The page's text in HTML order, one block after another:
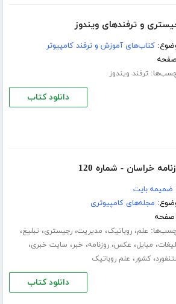
و ترفندهای ویندوز
کتاب‌های آموزش و ترفند کامپیوتر
ترفند ویندوز
دانلود کتاب
خراسان - شماره 120
ضمیمه بایت
مجله‌های کامپیوتری
علم،روباتیک، مدیریت،رجیستری، تبلیغ،
، مبایل، عکس،روزنامه، خبر، سایت خبری،
،کشور، علم روباتیک
دانلود کتاب